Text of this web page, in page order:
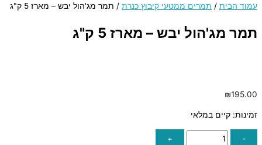
עמוד הבית / תמרים ממטעי קיבוץ כנרת / תמר מג'הול יבש – מארז 5 ק"ג
תמר מג'הול יבש – מארז 5 ק"ג
₪195.00
זמינות: קיים במלאי
-
+